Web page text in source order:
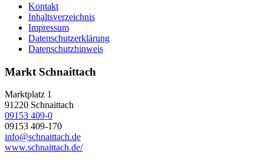
Kontakt
Inhaltsverzeichnis
Impressum
Datenschutzerklärung
Datenschutzhinweis
Markt Schnaittach
Marktplatz 1
91220 Schnaittach
09153 409-0
09153 409-170
info@schnaittach.de
www.schnaittach.de/